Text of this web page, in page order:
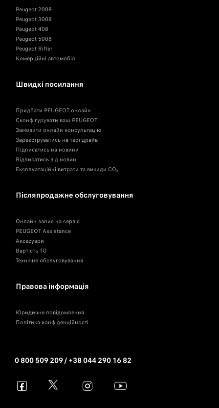
Peugeot 2008
Peugeot 3008
Peugeot 408
Peugeot 5008
Peugeot Rifter
Комерційні автомобілі
Швидкі посилання
Придбати PEUGEOT онлайн
Сконфігурувати ваш PEUGEOT
Замовити онлайн консультацію
Зареєструватись на тест-драйв
Підписатись на новини
Відписатись від новин
Експлуатаційні витрати та викиди CO₂
Післяпродажне обслуговування
Онлайн запис на сервіс
PEUGEOT Assistance
Аксесуари
Вартість ТО
Технічне обслуговування
Правова інформація
Юридичне повідомлення
Політика конфіденційності
0 800 509 209 / +38 044 290 16 82